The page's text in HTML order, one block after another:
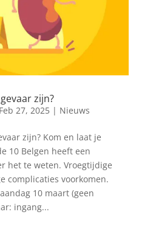
zijn?
Feb 27, 2025| Nieuws
zijn? Kom en laat je
10 Belgen heeft een
het te weten. Vroegtijdige
complicaties voorkomen.
10 maart (geen
ingang...